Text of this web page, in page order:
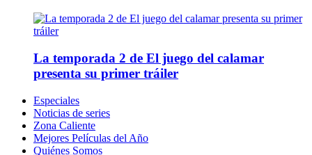
La temporada 2 de El juego del calamar
presenta su primer tráiler
Especiales
Noticias de series
Zona Caliente
Mejores Películas del Año
Quiénes Somos